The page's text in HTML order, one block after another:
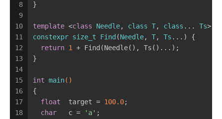
8
9
10
11
12
13
14
15
16
17
18
}
template <class Needle, class T, class ... Ts>
constexpr size_t Find (Needle, T, Ts ...) {
return 1
+ Find(Needle(), Ts()...);
}
int main()
{
float
  target =
100.0;
char
   c =
'a' ;